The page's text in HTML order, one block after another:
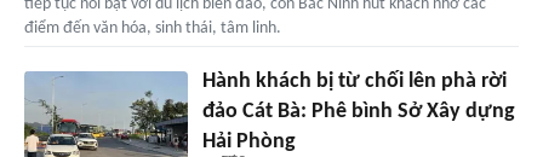
tiếp tục nổi bật với du lịch biển đảo, còn Bắc Ninh hút khách nhờ các
điểm đến văn hóa, sinh thái, tâm linh.
Hành khách bị từ chối lên phà rời
đảo Cát Bà: Phê bình Sở Xây dựng
Hải Phòng